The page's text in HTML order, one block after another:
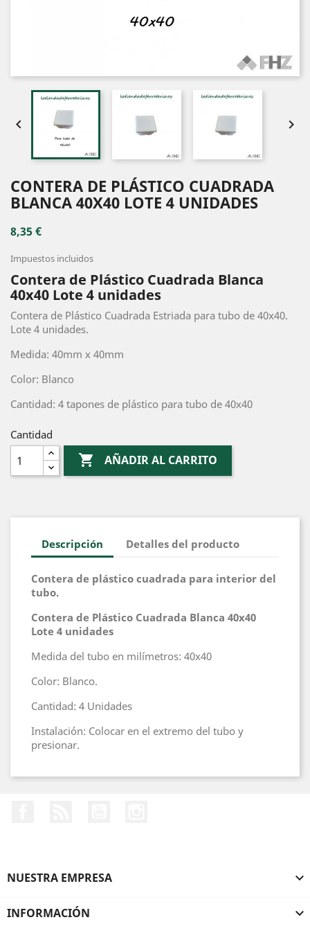
 
CONTERA DE PLÁSTICO CUADRADA
BLANCA 40X40 LOTE 4 UNIDADES
8,35 €
Impuestos incluidos
Contera de Plástico Cuadrada Blanca
40x40 Lote 4 unidades
Contera de Plástico Cuadrada Estriada para tubo de 40x40.
Lote 4 unidades.
Medida: 40mm x 40mm
Color: Blanco
Cantidad: 4 tapones de plástico para tubo de 40x40
Cantidad
 AÑADIR AL CARRITO
Descripción Detalles del producto
Contera de plástico cuadrada para interior del
tubo.
Contera de Plástico Cuadrada Blanca 40x40
Lote 4 unidades
Medida del tubo en milímetros: 40x40
Color: Blanco.
Cantidad: 4 Unidades
Instalación: Colocar en el extremo del tubo y
presionar.
NUESTRA EMPRESA 
INFORMACIÓN 